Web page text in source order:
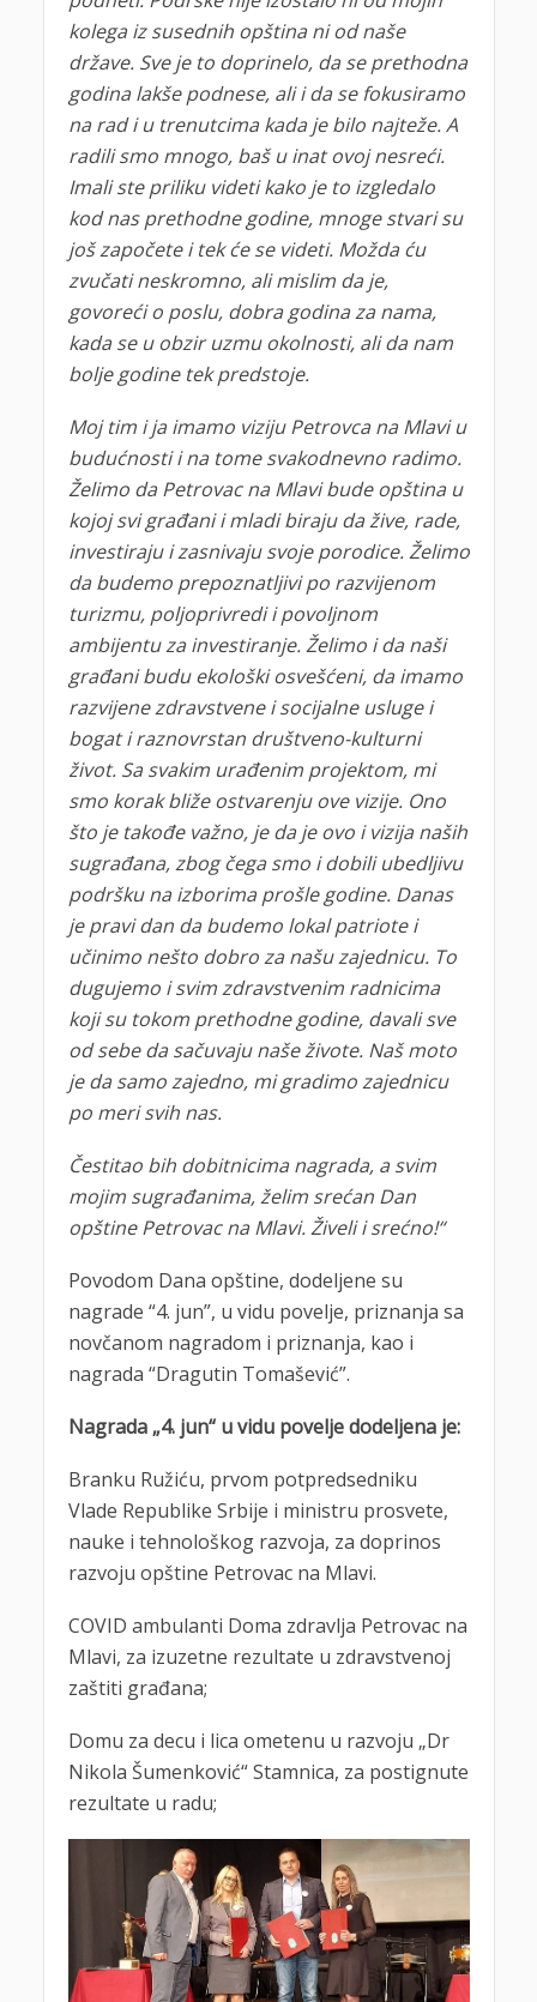
kolega iz susednih opština ni od naše
države. Sve je to doprinelo, da se prethodna
godina lakše podnese, ali i da se fokusiramo
na rad i u trenutcima kada je bilo najteže. A
radili smo mnogo, baš u inat ovoj nesreći.
Imali ste priliku videti kako je to izgledalo
kod nas prethodne godine, mnoge stvari su
još započete i tek će se videti. Možda ću
zvučati neskromno, ali mislim da je,
govoreći o poslu, dobra godina za nama,
kada se u obzir uzmu okolnosti, ali da nam
bolje godine tek predstoje.
Moj tim i ja imamo viziju Petrovca na Mlavi u
budućnosti i na tome svakodnevno radimo.
Želimo da Petrovac na Mlavi bude opština u
kojoj svi građani i mladi biraju da žive, rade,
investiraju i zasnivaju svoje porodice. Želimo
da budemo prepoznatljivi po razvijenom
turizmu, poljoprivredi i povoljnom
ambijentu za investiranje. Želimo i da naši
građani budu ekološki osvešćeni, da imamo
razvijene zdravstvene i socijalne usluge i
bogat i raznovrstan društveno-kulturni
život. Sa svakim urađenim projektom, mi
smo korak bliže ostvarenju ove vizije. Ono
što je takođe važno, je da je ovo i vizija naših
sugrađana, zbog čega smo i dobili ubedljivu
podršku na izborima prošle godine. Danas
je pravi dan da budemo lokal patriote i
učinimo nešto dobro za našu zajednicu. To
dugujemo i svim zdravstvenim radnicima
koji su tokom prethodne godine, davali sve
od sebe da sačuvaju naše živote. Naš moto
je da samo zajedno, mi gradimo zajednicu
po meri svih nas.
Čestitao bih dobitnicima nagrada, a svim
mojim sugrađanima, želim srećan Dan
opštine Petrovac na Mlavi. Živeli i srećno!“
Povodom Dana opštine, dodeljene su
nagrade “4. jun”, u vidu povelje, priznanja sa
novčanom nagradom i priznanja, kao i
nagrada “Dragutin Tomašević”.
Nagrada „4. jun“ u vidu povelje dodeljena je:
Branku Ružiću, prvom potpredsedniku
Vlade Republike Srbije i ministru prosvete,
nauke i tehnološkog razvoja, za doprinos
razvoju opštine Petrovac na Mlavi.
COVID ambulanti Doma zdravlja Petrovac na
Mlavi, za izuzetne rezultate u zdravstvenoj
zaštiti građana;
Domu za decu i lica ometenu u razvoju „Dr
Nikola Šumenković“ Stamnica, za postignute
rezultate u radu;